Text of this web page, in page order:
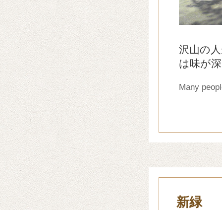
沢山の
は味が
Many
新緑